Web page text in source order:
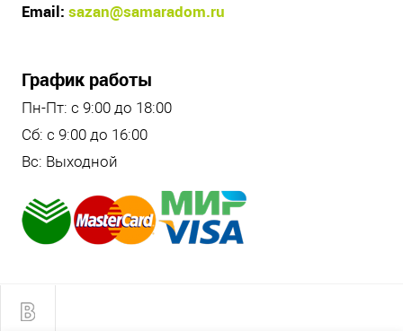
Email: sazan@samaradom.ru
График работы
Пн-Пт: с 9:00 до 18:00
Сб: с 9:00 до 16:00
Вс: Выходной